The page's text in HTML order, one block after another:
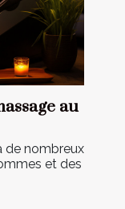
au
de nombreux
et des